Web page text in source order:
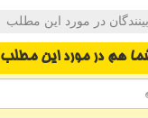
در مورد این مطلب
همدر مورد این مطلب